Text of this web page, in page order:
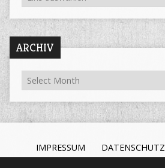
ARCHIV
IMPRESSUM DATENSCHUTZ